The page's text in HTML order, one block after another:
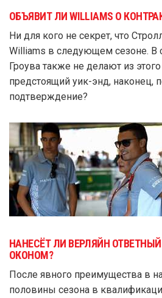
ОБЪЯВИТ ЛИ WILLIAMS О
Ни для кого не секрет, что
Williams в следующем сезоне. В
Гроува также не делают из
предстоящий уик-энд, наконец,
подтверждение?
НАНЕСЁТ ЛИ ВЕРЛЯЙН
ОКОНОМ?
После явного преимущества в
половины сезона в